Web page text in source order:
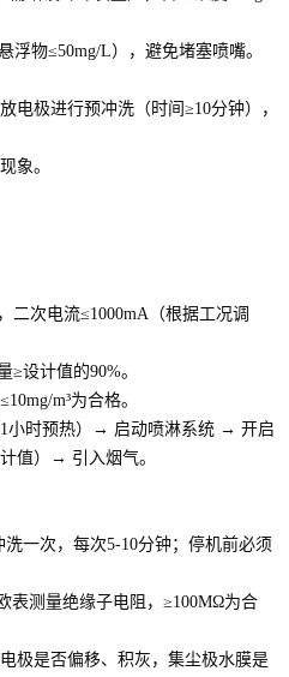
浮物≤50mg/L），避免堵塞喷嘴。
电极进行预冲洗（时间≥10分钟），
象。
二次电流≤1000mA（根据工况调
≥设计值的90%。
m³为合格。
小时预热）→ 启动喷淋系统 → 开启
值）→ 引入烟气。
一次，每次5-10分钟；停机前必须
表测量绝缘子电阻，≥100MΩ为合
极是否偏移、积灰，集尘极水膜是